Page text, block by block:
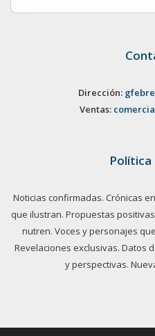
Dirección:
Ventas:
Noticias confirmadas. Crónicas
que ilustran. Propuestas
nutren. Voces y personajes
Revelaciones exclusivas. Datos
y perspectivas.